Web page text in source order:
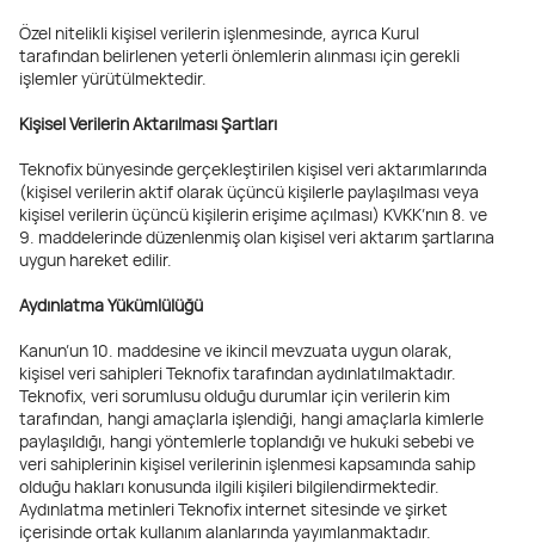
Özel nitelikli kişisel verilerin işlenmesinde, ayrıca Kurul
tarafından belirlenen yeterli önlemlerin alınması için gerekli
işlemler yürütülmektedir.
Kişisel Verilerin Aktarılması Şartları
Teknofix bünyesinde gerçekleştirilen kişisel veri aktarımlarında
(kişisel verilerin aktif olarak üçüncü kişilerle paylaşılması veya
kişisel verilerin üçüncü kişilerin erişime açılması) KVKK’nın 8. ve
9. maddelerinde düzenlenmiş olan kişisel veri aktarım şartlarına
uygun hareket edilir.
Aydınlatma Yükümlülüğü
Kanun’un 10. maddesine ve ikincil mevzuata uygun olarak,
kişisel veri sahipleri Teknofix tarafından aydınlatılmaktadır.
Teknofix, veri sorumlusu olduğu durumlar için verilerin kim
tarafından, hangi amaçlarla işlendiği, hangi amaçlarla kimlerle
paylaşıldığı, hangi yöntemlerle toplandığı ve hukuki sebebi ve
veri sahiplerinin kişisel verilerinin işlenmesi kapsamında sahip
olduğu hakları konusunda ilgili kişileri bilgilendirmektedir.
Aydınlatma metinleri Teknofix internet sitesinde ve şirket
içerisinde ortak kullanım alanlarında yayımlanmaktadır.